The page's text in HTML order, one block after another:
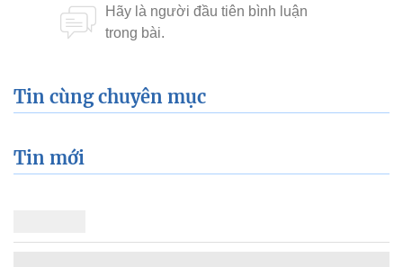
Tin cùng chuyên mục
Tin mới